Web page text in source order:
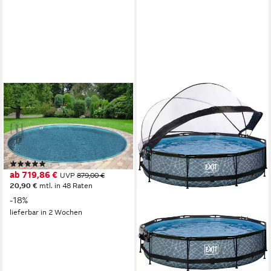
CLEAR POOL
Rundpool PREMIUM IBIZA
(Set, 2-tlg), inkl.
Bodenschutzplane, in
verschiedenen Größen
erhältlich (8)
ab 719,86 € UVP 879,00 €
20,90 € mtl. in 48 Raten
-18%
lieferbar in 2 Wochen